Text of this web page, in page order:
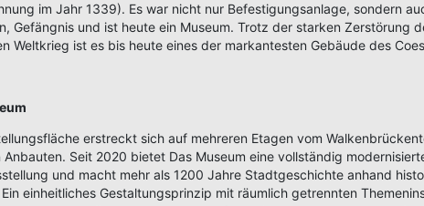
im Jahr 1339). Es war nicht nur Befestigungsanlage, sondern
Gefängnis und ist heute ein Museum. Trotz der starken Zerstörung
Weltkrieg ist es bis heute eines der markantesten Gebäude des
erstreckt sich auf mehreren Etagen vom
Anbauten. Seit 2020 bietet Das Museum eine vollständig
und macht mehr als 1200 Jahre Stadtgeschichte anhand
einheitliches Gestaltungsprinzip mit räumlich getrennten